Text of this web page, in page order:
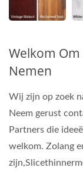
Welkom Om
Nemen
Wij zijn op zoek
Neem gerust
Partners die
welkom. Zolang